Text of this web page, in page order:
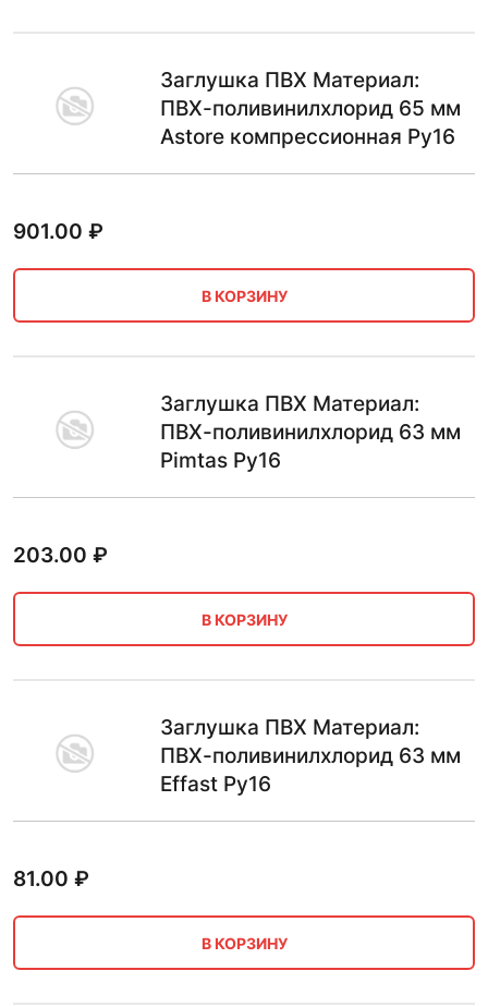
Заглушка ПВХ Материал:
ПВХ-поливинилхлорид 65 мм
Astore компрессионная Ру16
901.00 ₽
В КОРЗИНУ
Заглушка ПВХ Материал:
ПВХ-поливинилхлорид 63 мм
Pimtas Ру16
203.00 ₽
В КОРЗИНУ
Заглушка ПВХ Материал:
ПВХ-поливинилхлорид 63 мм
Effast Ру16
81.00 ₽
В КОРЗИНУ